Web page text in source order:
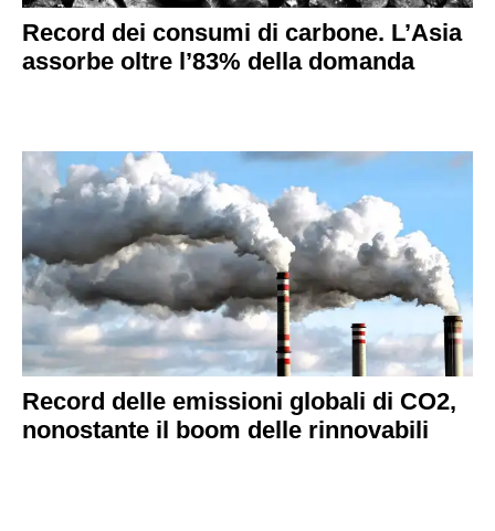
Record dei consumi di carbone. L’Asia
assorbe oltre l’83% della domanda
Record delle emissioni globali di CO2,
nonostante il boom delle rinnovabili